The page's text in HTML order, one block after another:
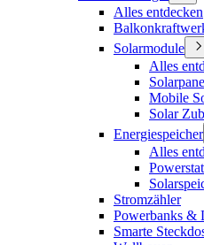
Alles entdecken
Solarmodule
Alles
Mobile
Solar
Energiespeicher
Alles
Stromzähler
Powerbanks &
Smarte